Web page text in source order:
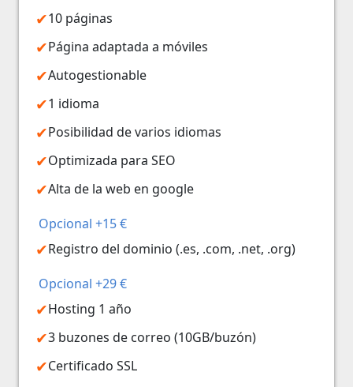
10 páginas
Página adaptada a móviles
Autogestionable
1 idioma
Posibilidad de varios idiomas
Optimizada para SEO
Alta de la web en google
Opcional +15 €
Registro del dominio (.es, .com, .net, .org)
Opcional +29 €
Hosting 1 año
3 buzones de correo (10GB/buzón)
Certificado SSL